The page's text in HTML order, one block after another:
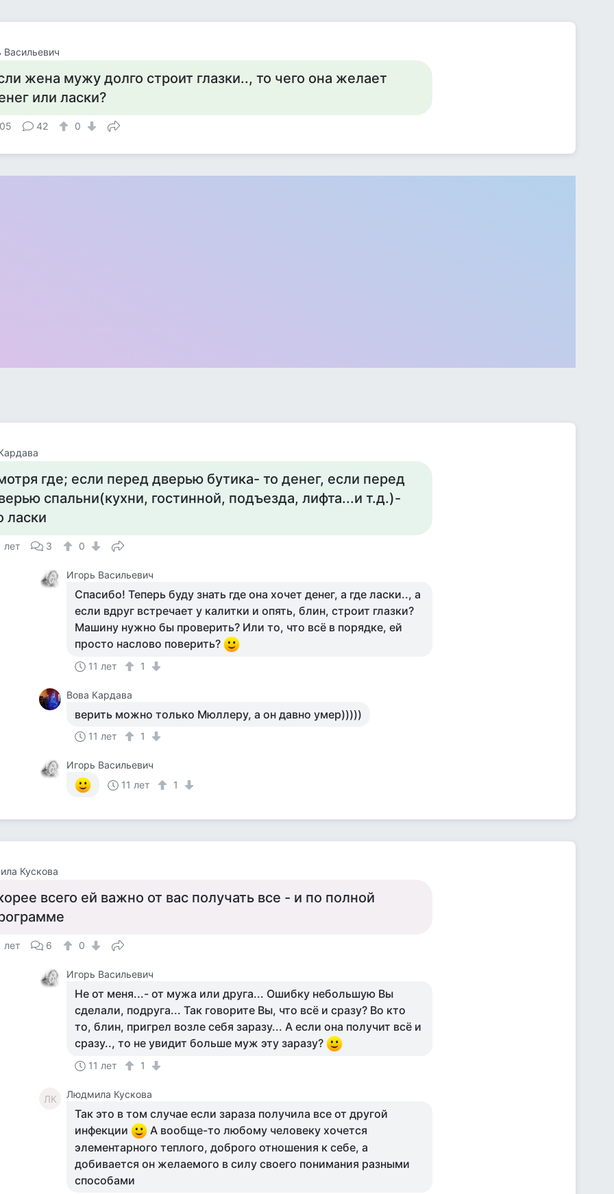
Васильевич
жена мужу долго строит глазки.., то чего она желает
или ласки?
42 0
где; если перед дверью бутика- то денег, если перед
спальни(кухни, гостинной, подъезда, лифта...и т.д.)-
ласки
лет 3 0
Игорь Васильевич
Спасибо! Теперь буду знать где она хочет денег, а где ласки.., а
если вдруг встречает у калитки и опять, блин, строит глазки?
Машину нужно бы проверить? Или то, что всё в порядке, ей
просто наслово поверить?
11 лет 1
Вова Кардава
верить можно только Мюллеру, а он давно умер)))))
11 лет 1
Игорь Васильевич
11 лет
1
Кускова
всего ей важно от вас получать все - и по полной
лет 6 0
Игорь Васильевич
Не от меня...- от мужа или друга... Ошибку небольшую Вы
сделали, подруга... Так говорите Вы, что всё и сразу? Во кто
то, блин, пригрел возле себя заразу... А если она получит всё и
сразу.., то не увидит больше муж эту заразу?
11 лет 1
ЛК Людмила Кускова
Так это в том случае если зараза получила все от другой
инфекции
А вообще-то любому человеку хочется
элементарного теплого, доброго отношения к себе, а
добивается он желаемого в силу своего понимания разными
способами